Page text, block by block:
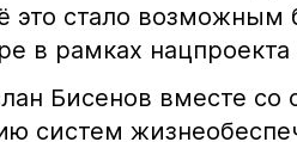
это стало возможным
в рамках нацпроекта
Бисенов вместе
систем